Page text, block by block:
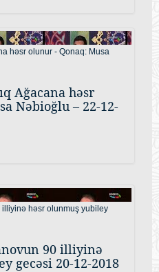
Ağacana həsr
Nəbioğlu – 22-12-
90 illiyinə
gecəsi 20-12-2018